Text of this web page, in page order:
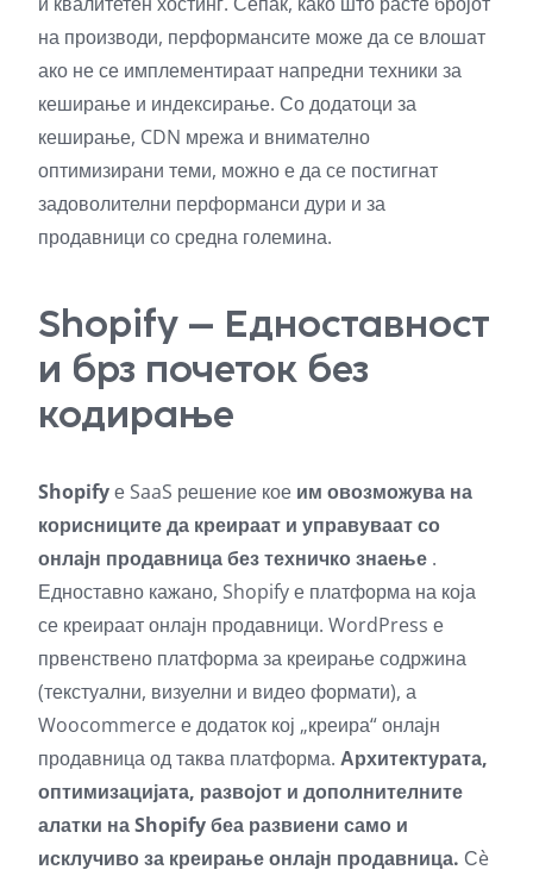
на производи, перформансите може да се влошат
ако не се имплементираат напредни техники за
кеширање и индексирање. Со додатоци за
кеширање, CDN мрежа и внимателно
оптимизирани теми, можно е да се постигнат
задоволителни перформанси дури и за
продавници со средна големина.
Shopify – Едноставност
и брз почеток без
кодирање
Shopifyе SaaS решение кое им овозможува на
корисниците да креираат и управуваат со
онлајн продавница без техничко знаење .
Едноставно кажано, Shopify е платформа на која
се креираат онлајн продавници. WordPress е
првенствено платформа за креирање содржина
(текстуални, визуелни и видео формати), а
Woocommerce е додаток кој „креира“ онлајн
продавница од таква платформа. Архитектурата,
оптимизацијата, развојот и дополнителните
алатки на Shopify беа развиени само и
исклучиво за креирање онлајн продавница. Сè